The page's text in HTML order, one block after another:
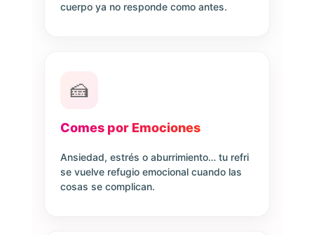
cuerpo ya no responde como antes.
🍰
Comes por Emociones
Ansiedad, estrés o aburrimiento… tu refri
se vuelve refugio emocional cuando las
cosas se complican.